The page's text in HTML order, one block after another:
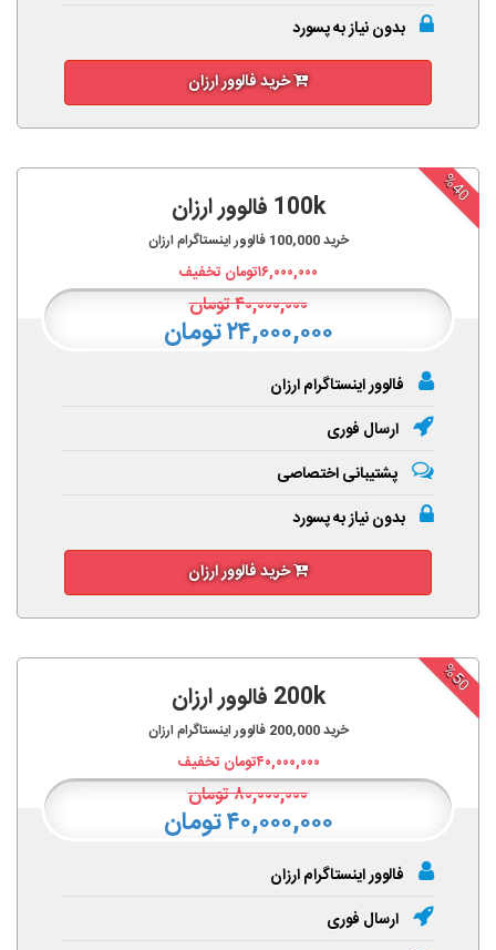
بدون نیاز به پسورد
خرید فالوور ارزان
%40
100k فالوور ارزان
خرید100,000 فالوور اینستاگرام ارزان
۱۶,۰۰۰,۰۰۰تومان تخفیف
۴۰,۰۰۰,۰۰۰تومان
۲۴,۰۰۰,۰۰۰ تومان
فالوور اینستاگرام ارزان
ارسال فوری
پشتیبانی اختصاصی
بدون نیاز به پسورد
خرید فالوور ارزان
%50
200k فالوور ارزان
خرید200,000 فالوور اینستاگرام ارزان
۴۰,۰۰۰,۰۰۰تومان تخفیف
۸۰,۰۰۰,۰۰۰تومان
۴۰,۰۰۰,۰۰۰ تومان
فالوور اینستاگرام ارزان
ارسال فوری